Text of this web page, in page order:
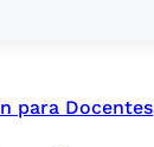
para Docentes